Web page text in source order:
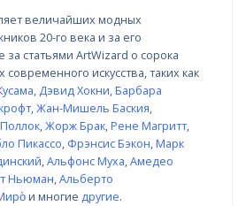
величайших модных
20-го века и за его
статьями ArtWizard о сорока
искусства, таких как
, Дэвид Хокни,Барбара
,Жан-Мишель Баския,
,Жорж Брак,Рене Магритт,
Пикассо, Фрэнсис Бэкон,Марк
,Альфонс Муха,Амедео
Ньюман,Альберто
и многие другие.